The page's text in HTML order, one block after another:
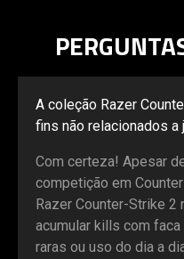
A coleção Razer
fins não relacionados a
Com certeza! Apesar
competição em
Razer Counter-Strike 2
acumular kills com
raras ou uso do dia a